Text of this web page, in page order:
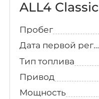
ALL4 Classic
Пробег
Дата первой регистрации
Тип топлива
Привод
Мощность